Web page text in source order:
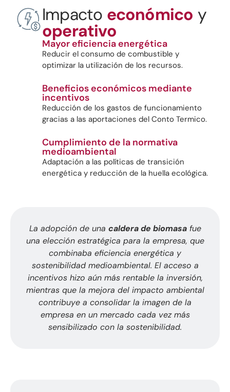
Impacto económico y
operativo
Mayor eficiencia energética
Reducir el consumo de combustible y
optimizar la utilización de los recursos.
Beneficios económicos mediante
incentivos
Reducción de los gastos de funcionamiento
gracias a las aportaciones del Conto Termico.
Cumplimiento de la normativa
medioambiental
Adaptación a las políticas de transición
energética y reducción de la huella ecológica.
La adopción de una caldera de biomasafue
una elección estratégica para la empresa, que
combinaba eficiencia energética y
sostenibilidad medioambiental. El acceso a
incentivos hizo aún más rentable la inversión,
mientras que la mejora del impacto ambiental
contribuye a consolidar la imagen de la
empresa en un mercado cada vez más
sensibilizado con la sostenibilidad.